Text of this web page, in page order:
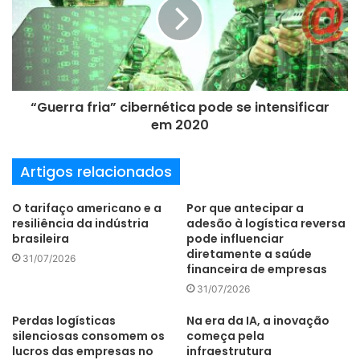
entender e que não descreve seu produto ou serviço.
Também vale mencionar o quanto é difícil, hoje em dia, ter
uma marca registrada que já não esteja sendo usada, pois
são cerca de 981 milhões de marcas registradas no
mundo. E, para isso, é sempre recomendado buscar uma
empresa séria que saiba atender suas necessidades na
m
a
i
“Guerra fria” cibernética pode se intensificar
em 2020
Artigos relacionados
O tarifaço americano e a
resiliência da indústria
brasileira
31/07/2026
Por que antecipar a
adesão à logística reversa
pode influenciar
diretamente a saúde
financeira de empresas
31/07/2026
Perdas logísticas
silenciosas consomem os
lucros das empresas no
Na era da IA, a inovação
começa pela
infraestrutura